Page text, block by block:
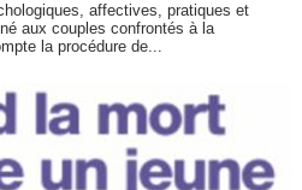
affectives, pratiques et
aux couples confrontés à la
la procédure de...